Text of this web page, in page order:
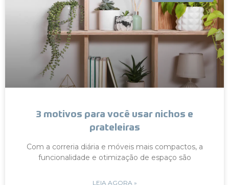
3 motivos para você usar nichos e
prateleiras
Com a correria diária e móveis mais compactos, a
funcionalidade e otimização de espaço são
LEIA AGORA »